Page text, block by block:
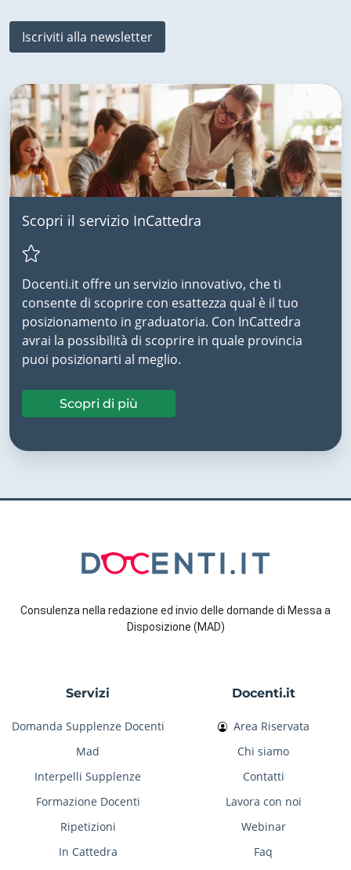
Iscriviti alla newsletter
Scopri il servizio InCattedra
Docenti.it offre un servizio innovativo, che ti
consente di scoprire con esattezza qual è il tuo
posizionamento in graduatoria. Con InCattedra
avrai la possibilità di scoprire in quale provincia
puoi posizionarti al meglio.
Scopri di più
Consulenza nella redazione ed invio delle domande di Messa a
Disposizione (MAD)
Servizi
Domanda Supplenze Docenti
Mad
Interpelli Supplenze
Formazione Docenti
Ripetizioni
In Cattedra
Docenti.it
Area Riservata
Chi siamo
Contatti
Lavora con noi
Webinar
Faq